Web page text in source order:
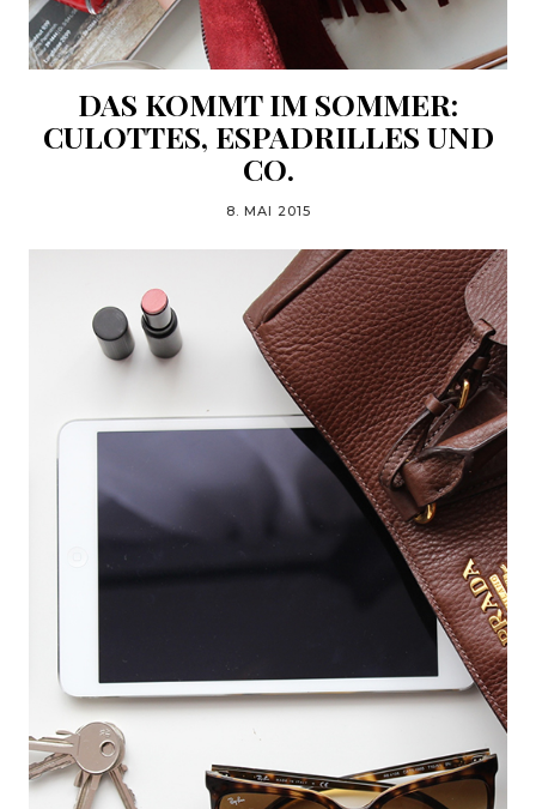
DAS KOMMT IM SOMMER:
CULOTTES, ESPADRILLES UND
CO.
8. MAI 2015